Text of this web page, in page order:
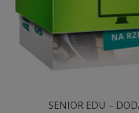
SENIOR EDU –